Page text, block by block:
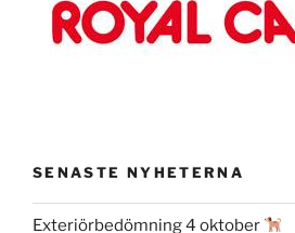
SENASTE NYHETERNA
Exteriörbedömning 4 oktober